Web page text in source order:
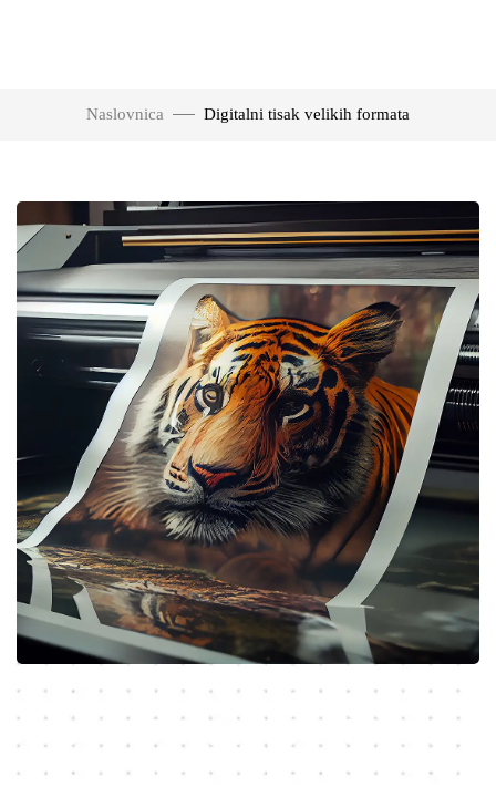
Naslovnica Digitalni tisak velikih formata